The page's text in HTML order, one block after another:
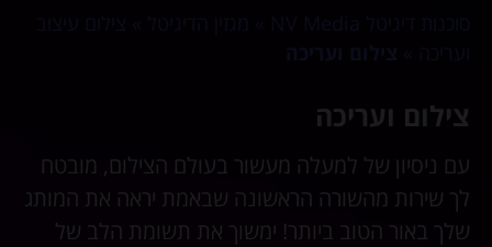
סוכנות דיגיטל NV Media
ועריכה
צילום ועריכה
צילום ועריכה
עם ניסיון של למעלה מעשור בעולם הצילום, מובטח
לך שירות מהשורה הראשונה שבאמת יראה את המותג
שלך באור הטוב ביותר! ימשוך את תשומת הלב של